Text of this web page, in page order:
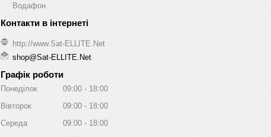
Водафон
http://www.Sat-ELLITE.Net
shop@Sat-ELLITE.Net
Графік роботи
Понеділок 09:00
18:00
Вівторок
09:00
18:00
Середа
09:00
18:00